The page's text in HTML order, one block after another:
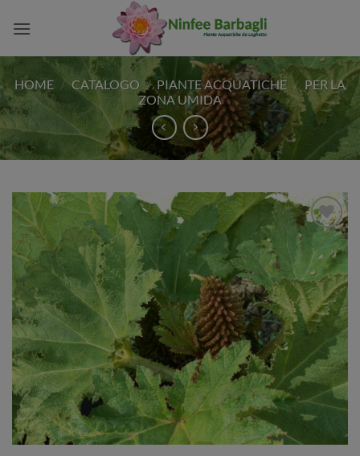
HOME / CATALOGO / PIANTE ACQUATICHE / PER LA
ZONA UMIDA
Aggiungi
alla lista
dei
desideri